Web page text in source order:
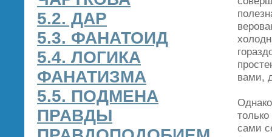
5.2. ДАР
5.3. ФАНАТОИД
5.4. ЛОГИКА
ФАНАТИЗМА
5.5. ПОДМЕНА
ПРАВДЫ
вами,
сами